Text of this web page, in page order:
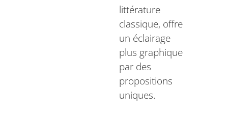
littérature
classique, offre
un éclairage
plus graphique
par des
propositions
uniques.